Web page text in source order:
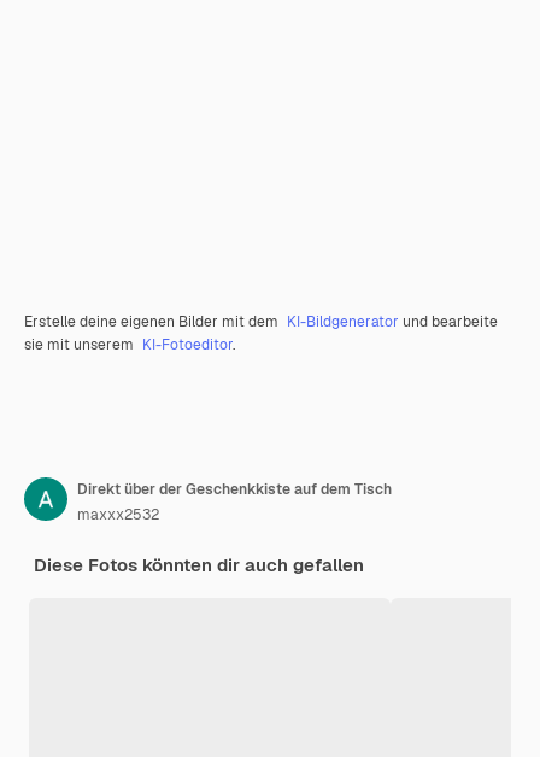
Erstelle deine eigenen Bilder mit dem KI-Bildgenerator und bearbeite
sie mit unserem KI-Fotoeditor.
Direkt über der Geschenkkiste auf dem Tisch
maxxx2532
Diese Fotos könnten dir auch gefallen